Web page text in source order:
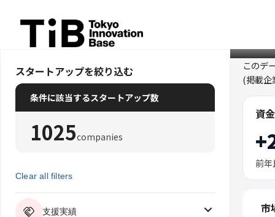
スタートアップを絞り込む
条件に該当するスタートアップ数
1025companies
Clear all filters
支援実績
このデ
(掲載企
資
前
市